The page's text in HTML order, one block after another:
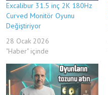
Excalibur 31.5 inç 2K 180Hz
Curved Monitör Oyunu
Değiştiriyor
28 Ocak 2026
"Haber" içinde